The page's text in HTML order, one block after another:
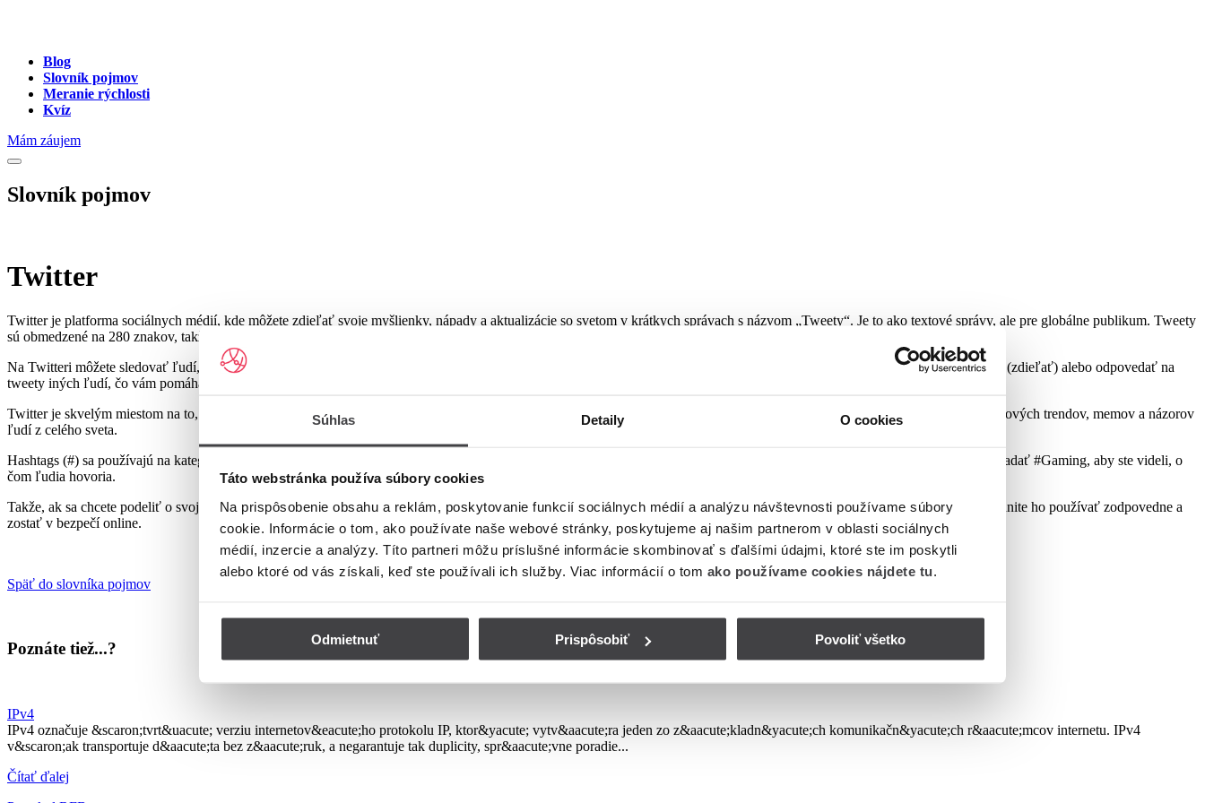
Súhlas Detaily O cookies
Táto webstránka používa súbory cookies
Na prispôsobenie obsahu a reklám, poskytovanie funkcií sociálnych médií a analýzu návštevnosti používame súbory
cookie. Informácie o tom, ako používate naše webové stránky, poskytujeme aj našim partnerom v oblasti sociálnych
médií, inzercie a analýzy. Títo partneri môžu príslušné informácie skombinovať s ďalšími údajmi, ktoré ste im poskytli
alebo ktoré od vás získali, keď ste používali ich služby. Viac informácií o tom ako používame cookies nájdete tu.
Odmietnuť Prispôsobiť Povoliť všetko
Blog
Slovník pojmov
Meranie rýchlosti
Kvíz
Mám záujem
Slovník pojmov
Twitter
Twitter je platforma sociálnych médií, kde môžete zdieľať svoje myšlienky, nápady a aktualizácie so svetom v krátkych správach s názvom „Tweety“. Je to ako textové správy, ale pre globálne publikum. Tweety
sú obmedzené na 280 znakov, takže so svojimi slovami musíte byť struční a kreatívni.
Na Twitteri môžete sledovať ľudí, ako sú celebrity, priatelia alebo odborníci na témy, ktoré vás zaujímajú, a ich tweety sa objavia na vašej časovej osi. Môžete tiež páčiť, retweet (zdieľať) alebo odpovedať na
tweety iných ľudí, čo vám pomáha komunikovať a pripojiť sa k konverzáciám.
Twitter je skvelým miestom na to, aby ste zostali informovaní o aktuálnych udalostiach, pretože správy sa často prelomia na platforme pred inde. Je tiež ideálny na objavovanie nových trendov, memov a názorov
ľudí z celého sveta.
Hashtags (#) sa používajú na kategorizáciu tweetov podľa témy, čo uľahčuje nájdenie a účasť na diskusiách o veciach, na ktorých vám záleží. Napríklad, ak ste v hre, môžete hľadať #Gaming, aby ste videli, o
čom ľudia hovoria.
Takže, ak sa chcete podeliť o svoje myšlienky, dozvedieť sa viac o nových veciach a spojiť sa s globálnou komunitou, Twitter je skvelá platforma, ktorá sa má pripojiť! Nezabudnite ho používať zodpovedne a
zostať v bezpečí online.
Späť do slovníka pojmov
Poznáte tiež...?
IPv4
IPv4 označuje &scaron;tvrt&uacute; verziu internetov&eacute;ho protokolu IP, ktor&yacute; vytv&aacute;ra jeden zo z&aacute;kladn&yacute;ch komunikačn&yacute;ch r&aacute;mcov internetu. IPv4
v&scaron;ak transportuje d&aacute;ta bez z&aacute;ruk, a negarantuje tak duplicity, spr&aacute;vne poradie...
Čítať ďalej